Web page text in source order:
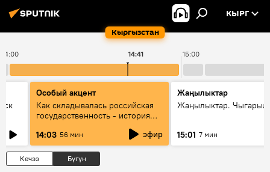
Кыргызстан
КЫРГ
14:00 15:00
14:41
Особый акцент
Как складывалась российская
государственность - история
России и геополитика Евразии
глазами аналитиков
14:03 56 мин эфир
Жаңылыктар
Жаңылыктар.
15:01 7 мин
Кечээ Бүгүн